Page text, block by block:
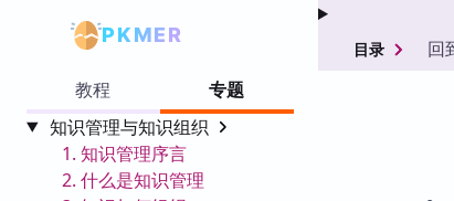
PKMER
教程
专题
知识管理与知识组织
1. 知识管理序言
2. 什么是知识管理
目录 回